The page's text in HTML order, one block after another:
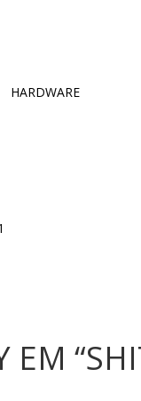
HARDWARE
EM